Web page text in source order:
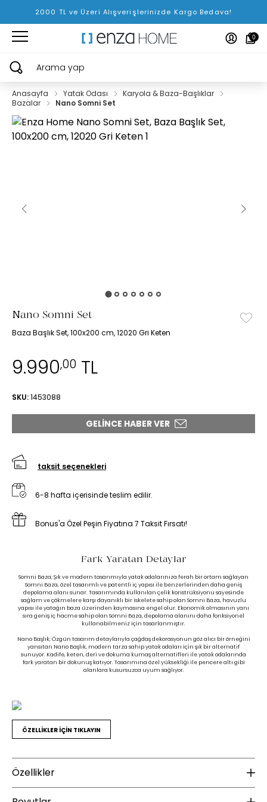
2000 TL ve Üzeri Alışverişlerinizde Kargo Bedava!
0
Arama yap
Anasayfa Yatak Odası
Karyola & Baza-Başlıklar
Bazalar
Nano Somni Set
Nano Somni Set
Baza Başlık Set, 100x200 cm, 12020 Gri Keten
9.990,00 TL
SKU:1453088
GELINCE HABER VER
taksit seçenekleri
6-8 hafta içerisinde teslim edilir.
Bonus'a Özel Peşin Fiyatına 7 Taksit Fırsatı!
Fark Yaratan Detaylar
Somni Baza; Şık ve modern tasarımıyla yatak odalarınıza ferah bir ortam sağlayan
Somni Baza, özel tasarımlı ve patentli iç yapısı ile benzerlerinden daha geniş
depolama alanı sunar. Tasarımında kullanılan çelik konstrüksiyonu sayesinde
sağlam ve çökmelere karşı dayanıklı bir iskelete sahip olan Somni Baza, havuzlu
yapısı ile yatağın baza üzerinden kaymasına engel olur. Ekonomik olmasının yanı
sıra geniş iç hacme sahip olan Somni Baza, depolama alanını daha fonksiyonel
kullanabilmeniz için tasarlanmıştır.
Nano Başlık; Özgün tasarım detaylarıyla çağdaş dekorasyonun göz alıcı bir örneğini
yansıtan Nano Başlık, modern tarza sahip yatak odaları için şık bir alternatif
sunuyor. Kadife, keten, deri ve dokuma kumaş alternatifleri ile yatak odalarında
fark yaratan bir dokunuş katıyor. Tasarımına özel yüksekliği ile pencere altı gibi
alanlara kusursuzca uyum sağlıyor.
ÖZELLİKLER İÇİN TIKLAYIN
Özellikler